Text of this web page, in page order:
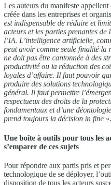
Les auteurs du manifeste
créée dans les entreprises et
est indispensable de réduire et
acteurs et les parties prenantes
l’IA. L’intelligence artificielle,
peut avoir comme seule finalité la
ne doit pas être cantonnée à des
productivité ou la réduction des
loyales d’affaire. Il faut pouvoir
produire des solutions
général. Il faut permettre
respectueux des droits de la
fondamentaux et d’une
prend toujours la décision in fine ».
Une boîte à outils pour tous les
s’emparer de ces sujets
Pour répondre aux partis pris et
technologique de se déployer,
disposition de tous les acteurs